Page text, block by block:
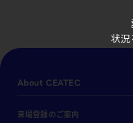
状況
About CEATEC
来場登録のご案内